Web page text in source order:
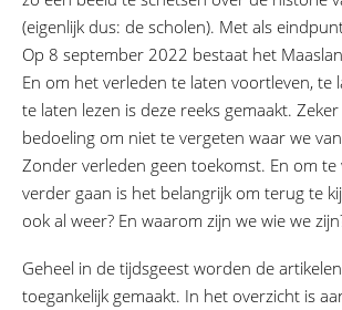
(eigenlijk dus: de scholen). Met als
Op 8 september 2022 bestaat het
En om het verleden te laten voortleven, te
te laten lezen is deze reeks gemaakt.
bedoeling om niet te vergeten waar we
Zonder verleden geen toekomst. En om
verder gaan is het belangrijk om terug te
ook al weer? En waarom zijn we wie we
Geheel in de tijdsgeest worden de
toegankelijk gemaakt. In het overzicht is